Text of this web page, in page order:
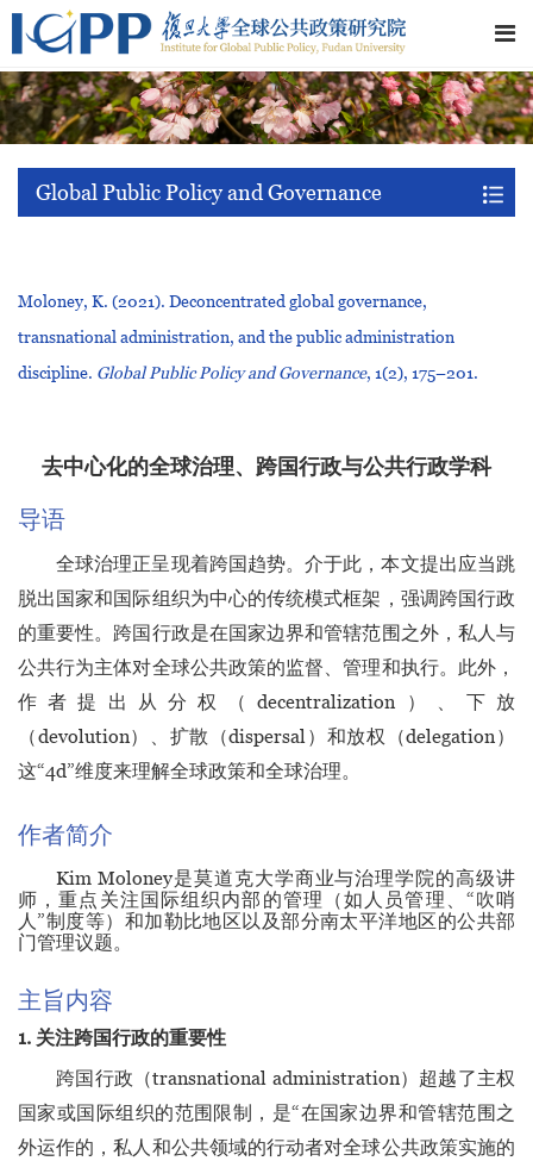
Global Public Policy and Governance
Moloney, K. (2021). Deconcentrated global governance,
transnational administration, and the public administration
discipline. Global Public Policy and Governance, 1(2), 175–201.
去中心化的全球治理、跨国行政与公共行政学科
导语
全球治理正呈现着跨国趋势。介于此，本文提出应当跳
脱出国家和国际组织为中心的传统模式框架，强调跨国行政
的重要性。跨国行政是在国家边界和管辖范围之外，私人与
公共行为主体对全球公共政策的监督、管理和执行。此外，
作者提出从分权（decentralization）、下放
（devolution）、扩散（dispersal）和放权（delegation）
这“4d”维度来理解全球政策和全球治理。
作者简介
Kim Moloney是莫道克大学商业与治理学院的高级讲
师，重点关注国际组织内部的管理（如人员管理、“吹哨
人”制度等）和加勒比地区以及部分南太平洋地区的公共部
门管理议题。
主旨内容
1. 关注跨国行政的重要性
跨国行政（transnational administration）超越了主权
国家或国际组织的范围限制，是“在国家边界和管辖范围之
外运作的，私人和公共领域的行动者对全球公共政策实施的